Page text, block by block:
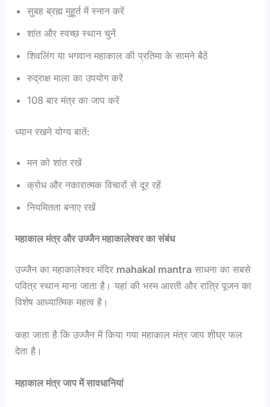
सुबह ब्रह्म मुहूर्त में स्नान करें
शांत और स्वच्छ स्थान चुनें
शिवलिंग या भगवान महाकाल की प्रतिमा के सामने बैठें
रुद्राक्ष माला का उपयोग करें
108 बार मंत्र का जाप करें
ध्यान रखने योग्य बातें:
मन को शांत रखें
क्रोध और नकारात्मक विचारों से दूर रहें
नियमितता बनाए रखें
महाकाल मंत्र और उज्जैन महाकालेश्वर का संबंध
उज्जैन का महाकालेश्वर मंदिर mahakal mantra साधना का सबसे
पवित्र स्थान माना जाता है। यहां की भस्म आरती और रात्रि पूजन का
विशेष आध्यात्मिक महत्व है।
कहा जाता है कि उज्जैन में किया गया महाकाल मंत्र जाप शीघ्र फल
देता है।
महाकाल मंत्र जाप में सावधानियां